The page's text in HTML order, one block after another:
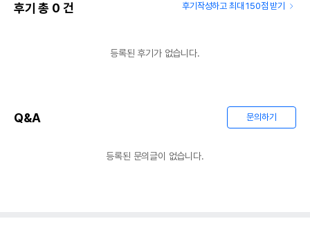
후기 총 0 건 후기작성하고 최대 150점 받기
등록된 후기가 없습니다.
Q&A 문의하기
등록된 문의글이 없습니다.